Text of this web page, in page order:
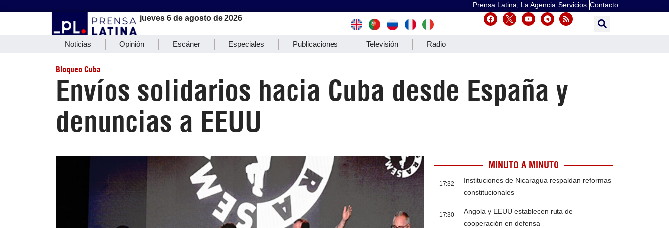
Prensa Latina, La Agencia Servicios Contacto
jueves 6 de agosto de 2026
Noticias Opinión Escáner Especiales Publicaciones Televisión Radio
Bloqueo Cuba
Envíos solidarios hacia Cuba desde España y
denuncias a EEUU
MINUTO A MINUTO
17:32
Instituciones de Nicaragua respaldan reformas
constitucionales
17:30
Angola y EEUU establecen ruta de
cooperación en defensa